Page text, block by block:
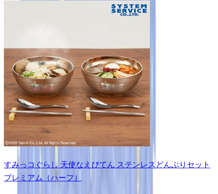
すみっコぐらし 天使なえびてん ステンレスどんぶりセット
プレミアム（ハーフ）